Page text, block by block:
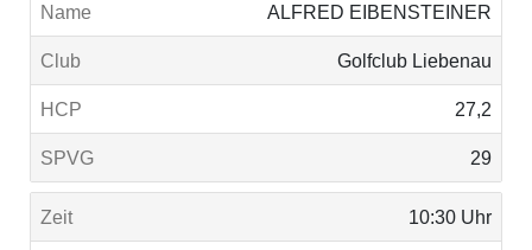
ALFRED EIBENSTEINER
Golfclub Liebenau
27,2
29
10:30 Uhr